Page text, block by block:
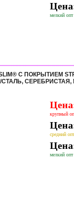
мелкий опт
С ПОКРЫТИЕМ
СТАЛЬ,
крупный
средний
мелкий опт